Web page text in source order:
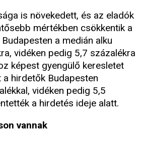
is növekedett, és az eladók
mértékben csökkentik a
a medián alku
vidéken pedig 5,7 százalékra
képest gyengülő keresletet
a hirdetők Budapesten
vidéken pedig 5,5
a hirdetés ideje alatt.
vannak